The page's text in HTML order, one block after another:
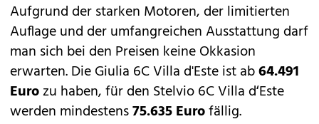
Aufgrund der starken Motoren, der limitierten
Auflage und der umfangreichen Ausstattung darf
man sich bei den Preisen keine Okkasion
erwarten. Die Giulia 6C Villa d'Este ist ab64.491
Eurozu haben, für den Stelvio 6C Villa d‘Este
werden mindestens75.635 Eurofällig.